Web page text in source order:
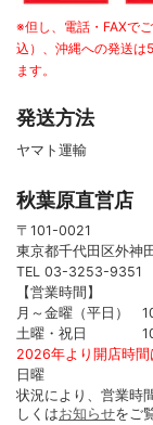
※但し、電話・FAXで
込）、沖縄への発送は
ます。
発送方法
ヤマト運輸
秋葉原直営店
〒101-0021
東京都千代田区外神
TEL 03-3253-9351
【営業時間】
月～金曜（平日）
土曜・祝日
2026年より開店時間
日曜 定
状況により、営業時
しくはお知らせをご